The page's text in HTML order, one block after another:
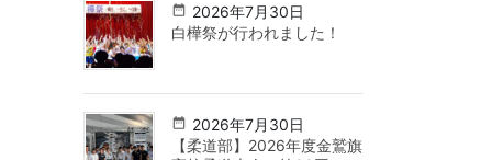
2026年7月30日
白樺祭が行われました！
2026年7月30日
【柔道部】2026年度金鷲旗